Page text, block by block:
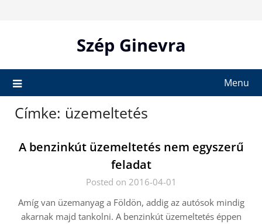
Szép Ginevra
Menu
Címke: üzemeltetés
A benzinkút üzemeltetés nem egyszerű
feladat
Posted on 2016-04-01
Amíg van üzemanyag a Földön, addig az autósok mindig
akarnak majd tankolni. A benzinkút üzemeltetés éppen